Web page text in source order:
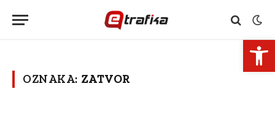
OZNAKA: ZATVOR